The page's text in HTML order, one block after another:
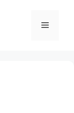
Menu